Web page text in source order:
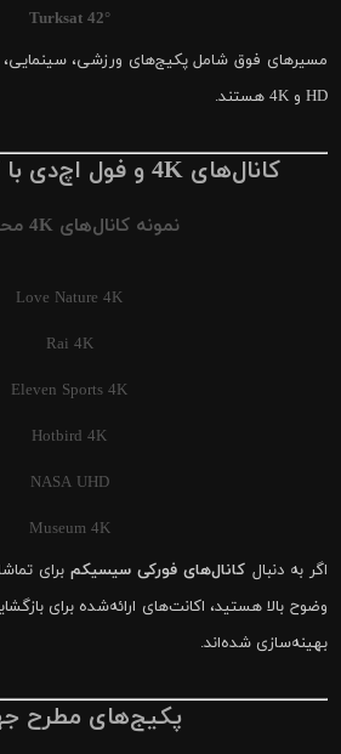
Turksat 42°
مسیرهای فوق شامل پکیج‌های ورزشی، سینمایی،
HD و 4K هستند.
کانال‌های 4K و فول اچ‌دی با کیفیت واقعی
نمونه کانال‌های 4K محبوب:
Love Nature 4K
Rai 4K
Eleven Sports 4K
Hotbird 4K
NASA UHD
Museum 4K
اگر به دنبال کانال‌های فورکی سیسیکمبرای
وضوح بالا هستید، اکانت‌های ارائه‌شده برای
بهینه‌سازی شده‌اند.
پکیج‌های مطرح